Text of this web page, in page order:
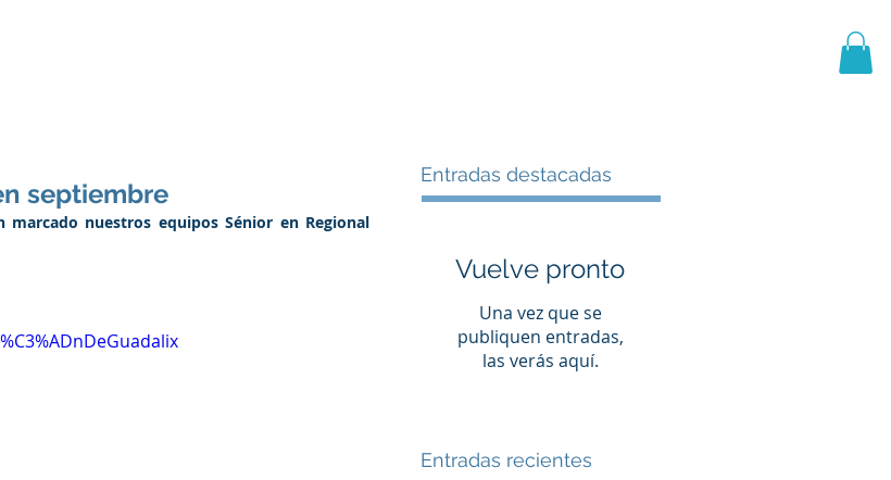
septiembre
nuestros equipos Sénior en Regional
Entradas destacadas
Vuelve pronto
Una vez que se
publiquen entradas,
las verás aquí.
Entradas recientes